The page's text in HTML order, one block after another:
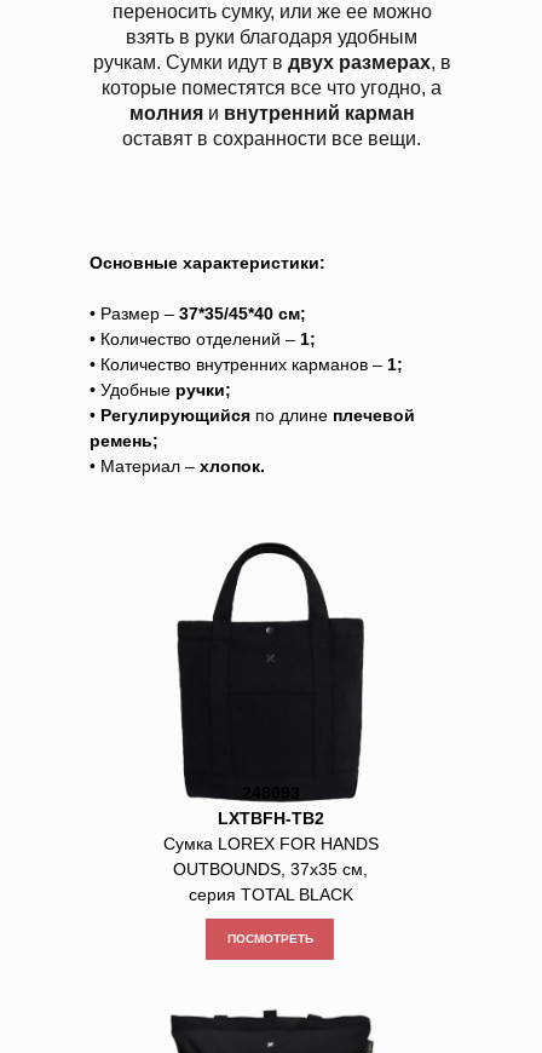
переносить сумку, или же ее можно
взять в руки благодаря удобным
ручкам. Сумки идут в двух размерах, в
которые поместятся все что угодно, а
молния и внутренний карман
оставят в сохранности все вещи.
Основные характеристики:
• Размер – 37*35/45*40 см;
• Количество отделений – 1;
• Количество внутренних карманов – 1;
• Удобные ручки;
• Регулирующийся по длине плечевой
ремень;
• Материал – хлопок.
248093
LXTBFH-TB2
Сумка LOREX FOR HANDS
OUTBOUNDS, 37х35 см,
серия TOTAL BLACK
ПОСМОТРЕТЬ